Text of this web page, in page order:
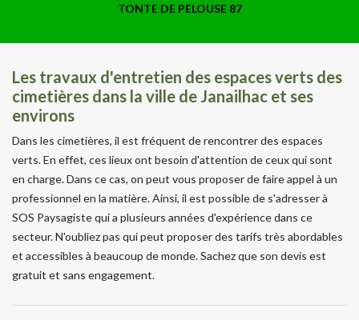
TONTE DE PELOUSE 87
Les travaux d'entretien des espaces verts des
cimetières dans la ville de Janailhac et ses
environs
Dans les cimetières, il est fréquent de rencontrer des espaces
verts. En effet, ces lieux ont besoin d'attention de ceux qui sont
en charge. Dans ce cas, on peut vous proposer de faire appel à un
professionnel en la matière. Ainsi, il est possible de s'adresser à
SOS Paysagiste qui a plusieurs années d'expérience dans ce
secteur. N'oubliez pas qui peut proposer des tarifs très abordables
et accessibles à beaucoup de monde. Sachez que son devis est
gratuit et sans engagement.